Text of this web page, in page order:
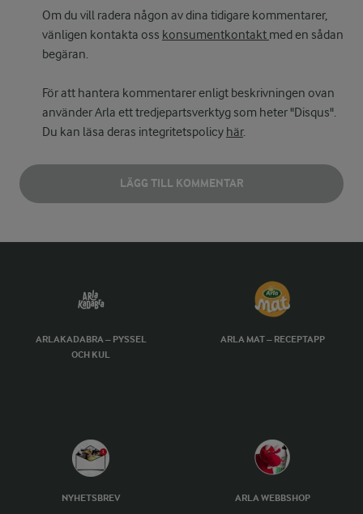
Om du vill radera någon av dina tidigare kommentarer,
vänligen kontakta oss konsumentkontakt med en sådan
begäran.
För att hantera kommentarer enligt beskrivningen ovan
använder Arla ett tredjepartsverktyg som heter "Disqus".
Du kan läsa deras integritetspolicy här.
LÄGG TILL KOMMENTAR
ARLAKADABRA – PYSSEL
OCH KUL
ARLA MAT – RECEPTAPP
NYHETSBREV ARLA WEBBSHOP